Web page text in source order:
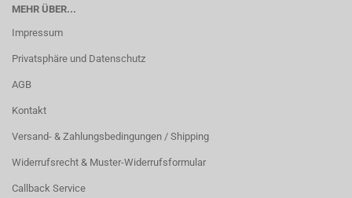
MEHR ÜBER...
Impressum
Privatsphäre und Datenschutz
AGB
Kontakt
Versand- & Zahlungsbedingungen / Shipping
Widerrufsrecht & Muster-Widerrufsformular
Callback Service